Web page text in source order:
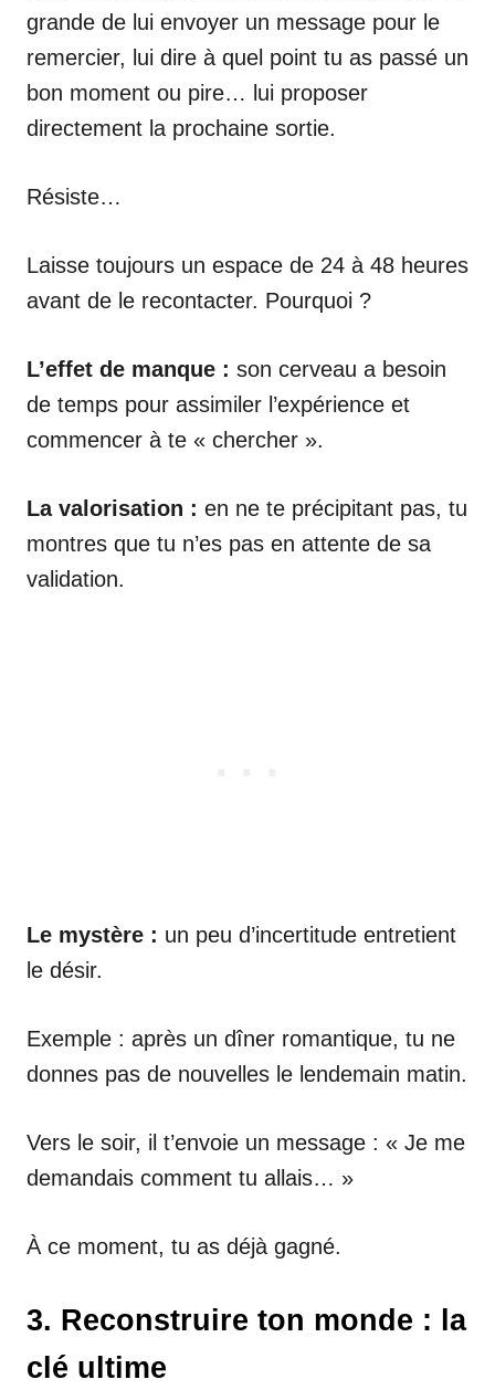
grande de lui envoyer un message pour le
remercier, lui dire à quel point tu as passé un
bon moment ou pire… lui proposer
directement la prochaine sortie.
Résiste…
Laisse toujours un espace de 24 à 48 heures
avant de le recontacter. Pourquoi ?
L’effet de manque : son cerveau a besoin
de temps pour assimiler l’expérience et
commencer à te « chercher ».
La valorisation : en ne te précipitant pas, tu
montres que tu n’es pas en attente de sa
validation.
Le mystère : un peu d’incertitude entretient
le désir.
Exemple : après un dîner romantique, tu ne
donnes pas de nouvelles le lendemain matin.
Vers le soir, il t’envoie un message : « Je me
demandais comment tu allais… »
À ce moment, tu as déjà gagné.
3. Reconstruire ton monde : la
clé ultime